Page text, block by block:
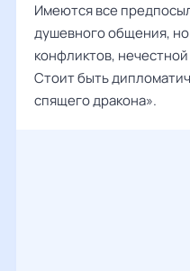
Имеются все
душевного общения,
конфликтов,
Стоит быть
спящего дракона».